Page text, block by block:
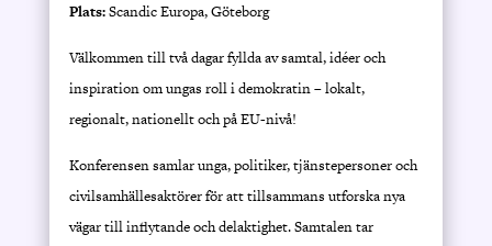
Plats:Scandic Europa, Göteborg
Välkommen till två dagar fyllda av samtal, idéer och
inspiration om ungas roll i demokratin – lokalt,
regionalt, nationellt och på EU-nivå!
Konferensen samlar unga, politiker, tjänstepersoner och
civilsamhällesaktörer för att tillsammans utforska nya
vägar till inflytande och delaktighet. Samtalen tar